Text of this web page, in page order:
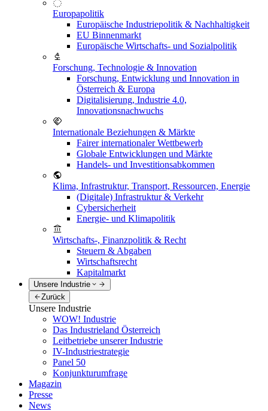
Europapolitik
Europäische Industriepolitik & Nachhaltigkeit
EU Binnenmarkt
Europäische Wirtschafts- und Sozialpolitik
Forschung, Technologie & Innovation
Forschung, Entwicklung und Innovation in
Österreich & Europa
Digitalisierung, Industrie 4.0,
Innovationsnachwuchs
Internationale Beziehungen & Märkte
Fairer internationaler Wettbewerb
Globale Entwicklungen und Märkte
Handels- und Investitionsabkommen
Klima, Infrastruktur, Transport, Ressourcen, Energie
(Digitale) Infrastruktur & Verkehr
Cybersicherheit
Energie- und Klimapolitik
Wirtschafts-, Finanzpolitik & Recht
Steuern & Abgaben
Wirtschaftsrecht
Kapitalmarkt
Unsere Industrie
Zurück
Unsere Industrie
WOW! Industrie
Das Industrieland Österreich
Leitbetriebe unserer Industrie
IV-Industriestrategie
Panel 50
Konjunkturumfrage
Magazin
Presse
News